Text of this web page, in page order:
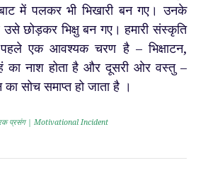
में पलकर भी भिखारी बन गए। उनके
छोड़कर भिक्षु बन गए। हमारी संस्कृति
एक आवश्यक चरण है – भिक्षाटन,
नाश होता है और दूसरी ओर वस्तु –
सोच समाप्त हो जाता है ।
प्रसंग | Motivational Incident